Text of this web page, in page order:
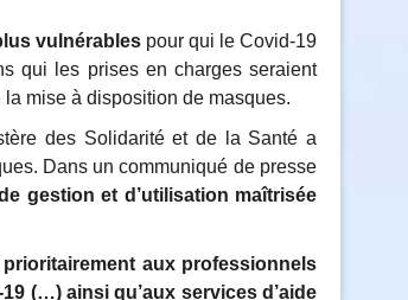
vulnérables pour qui le Covid-19
qui les prises en charges seraient
mise à disposition de masques.
des Solidarité et de la Santé a
Dans un communiqué de presse
gestion et d’utilisation maîtrisée
aux professionnels
(…) ainsi qu’aux services d’aide